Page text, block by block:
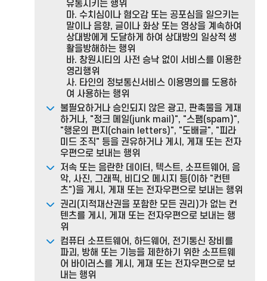
유통시키는 행위
마. 수치심이나 혐오감 또는 공포심을 일으키는
말이나 음향, 글이나 화상 또는 영상을 계속하여
상대방에게 도달하게 하여 상대방의 일상적 생
활을방해하는 행위
바. 창원시티의 사전 승낙 없이 서비스를 이용한
영리행위
사. 타인의 정보통신서비스 이용명의를 도용하
여 사용하는 행위
불필요하거나 승인되지 않은 광고, 판촉물을 게재
하거나, "정크 메일(junk mail)", "스팸(spam)",
"행운의 편지(chain letters)", "도배글", "피라
미드 조직" 등을 권유하거나 게시, 게재 또는 전자
우편으로 보내는 행위
저속 또는 음란한 데이터, 텍스트, 소프트웨어, 음
악, 사진, 그래픽, 비디오 메시지 등(이하 "컨텐
츠")을 게시, 게재 또는 전자우편으로 보내는 행위
권리(지적재산권을 포함한 모든 권리)가 없는 컨
텐츠를 게시, 게재 또는 전자우편으로 보내는 행
위
컴퓨터 소프트웨어, 하드웨어, 전기통신 장비를
파괴, 방해 또는 기능을 제한하기 위한 소프트웨
어 바이러스를 게시, 게재 또는 전자우편으로 보
내는 행위